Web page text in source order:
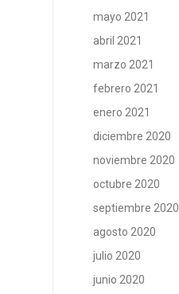
mayo 2021
abril 2021
marzo 2021
febrero 2021
enero 2021
diciembre 2020
noviembre 2020
octubre 2020
septiembre 2020
agosto 2020
julio 2020
junio 2020